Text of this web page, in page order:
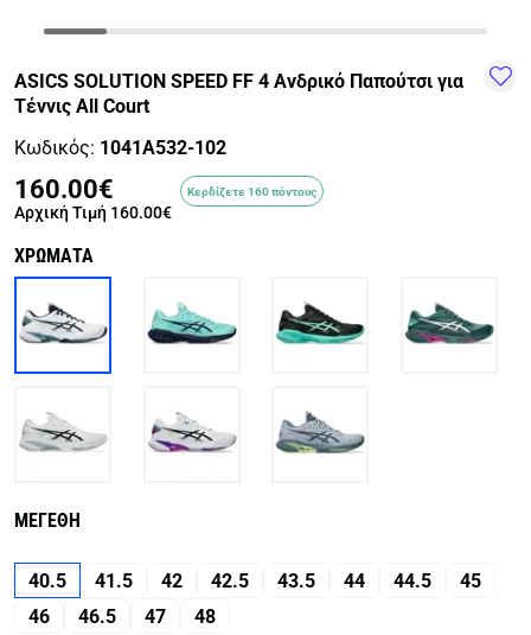
WALKINGTRAINING-WATER
ASICS SOLUTION SPEED FF 4 Ανδρικό Παπούτσι για
Τέννις All Court
Κωδικός: 1041A532-102
160.00€
Αρχική Τιμή 160.00€
Κερδίζετε 160 πόντους
ΧΡΩΜΑΤΑ
ΜΕΓΕΘΗ
40.5 41.5 42 42.5 43.5 44 44.5
45
46
46.5 47 48